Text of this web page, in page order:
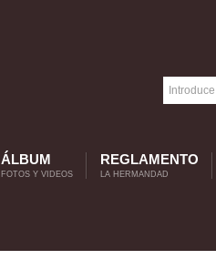
ÁLBUM
FOTOS Y VIDEOS
REGLAMENTO
LA HERMANDAD